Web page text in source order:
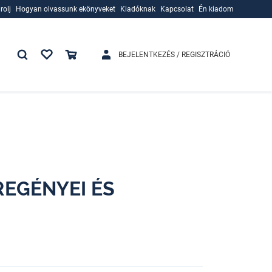
Hogyan olvassunk ekönyveket
Kiadóknak
Kapcsolat Én kiadom
BEJELENTKEZÉS / REGISZTRÁCIÓ
ÉS